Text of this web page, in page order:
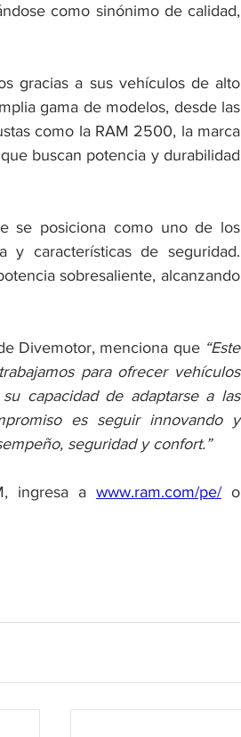
como sinónimo de calidad,
gracias a sus vehículos de alto
gama de modelos, desde las
como la RAM 2500, la marca
buscan potencia y durabilidad
se posiciona como uno de los
y características de seguridad.
sobresaliente, alcanzando
Divemotor, menciona que “Este
para ofrecer vehículos
capacidad de adaptarse a las
es seguir innovando y
seguridad y confort.”
ingresa a www.ram.com/pe/ o